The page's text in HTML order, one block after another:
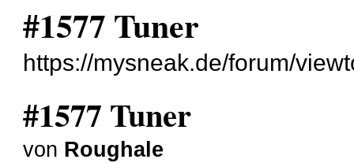
#1577 Tuner
https://mysneak.de/forum/
#1577 Tuner
von Roughale